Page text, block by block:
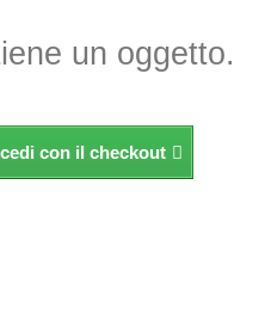
un oggetto.
con il checkout